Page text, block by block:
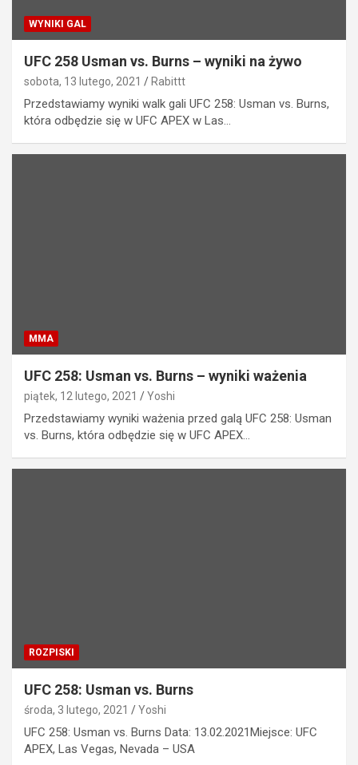
WYNIKI GAL
UFC 258 Usman vs. Burns – wyniki na żywo
sobota, 13 lutego, 2021 Rabittt
Przedstawiamy wyniki walk gali UFC 258: Usman vs. Burns,
która odbędzie się w UFC APEX w Las…
MMA
UFC 258: Usman vs. Burns – wyniki ważenia
piątek, 12 lutego, 2021 Yoshi
Przedstawiamy wyniki ważenia przed galą UFC 258: Usman
vs. Burns, która odbędzie się w UFC APEX…
ROZPISKI
UFC 258: Usman vs. Burns
środa, 3 lutego, 2021 Yoshi
UFC 258: Usman vs. Burns Data: 13.02.2021Miejsce: UFC
APEX, Las Vegas, Nevada – USA